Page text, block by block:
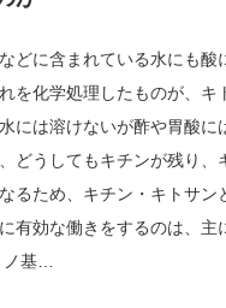
どに含まれている水にも酸
を化学処理したものが、キ
には溶けないが酢や胃酸に
どうしてもキチンが残り、
るため、キチン・キトサン
有効な働きをするのは、主
基…